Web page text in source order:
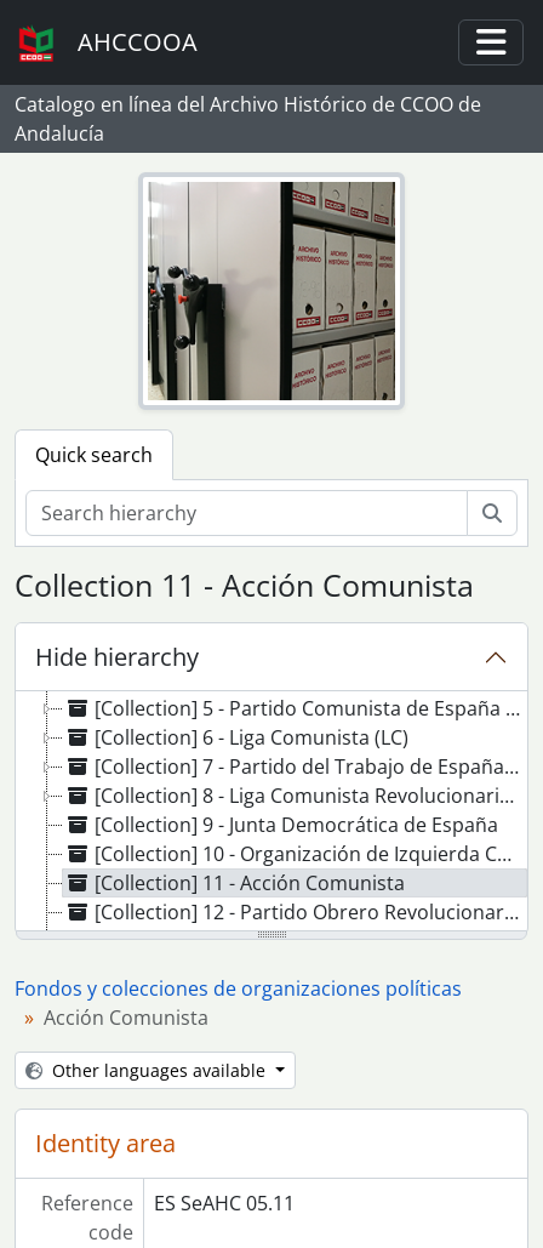
AHCCOOA
Catalogo en línea del Archivo Histórico de CCOO de
Andalucía
Quick search
Collection 11 - Acción Comunista
Hide hierarchy
[Fonds] 1 - Comité Regional de Andalucía del Partido Comunista de España/ Partido Comunista de Andalucía
[Fonds] 2 - Comité Provincial de Sevilla del Partido Comunista Obrero Español.
[Collection] 3 - Movimiento Comunista (MC)
[Collection] 4 - Organización Comunista de España - Bandera Roja
[Collection] 5 - Partido Comunista de España (marxista-leninista)
[Collection] 6 - Liga Comunista (LC)
[Collection] 7 - Partido del Trabajo de España (PTE)
[Collection] 8 - Liga Comunista Revolucionaria (LCR)
[Collection] 9 - Junta Democrática de España
[Collection] 10 - Organización de Izquierda Comunista (OIC)
[Collection] 11 - Acción Comunista
[Collection] 12 - Partido Obrero Revolucionario de España (PORE)
[Collection] 13 - Partido Obrero Revolucionario (POR) IV Internacional Posadista
[Collection] 15 - Partido Comunista de España (Internacional) PCE(I)
[Collection] 16 - Organización Revolucionaria de Trabajadores (ORT)
[Collection] 17 - Movimiento de Liberación Comunista (MLC)
[Collection] 18 - Organización Cuarta Internacional (OCI)
[Collection] 19 - Coordinación Democrática
[Collection] 20 - Partido Carlista
[Collection] 21 - Organización Socialista Revolucionaria (OSR)
[Collection] 22 - Partido Comunista de los Pueblos de España (PCPE)
[Collection] 23 - Partido Obrero de Unificación Marxista (POUM)
Fondos y colecciones de organizaciones políticas
Acción Comunista
Other languages available
Identity area
Reference
code
ES SeAHC 05.11